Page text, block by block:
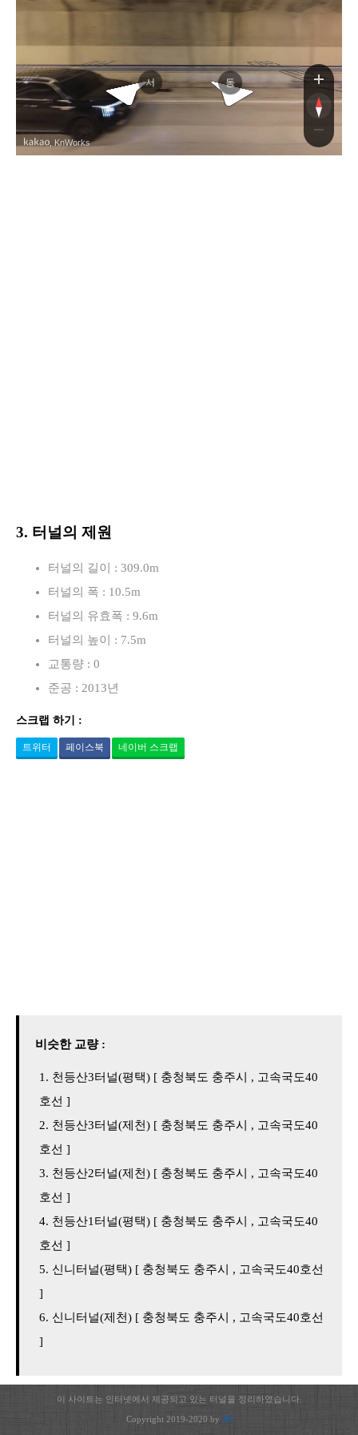
평택제천고속도로
평택제천고속도로
서 동
, KnWorks
3. 터널의 제원
터널의 길이 : 309.0m
터널의 폭 : 10.5m
터널의 유효폭 : 9.6m
터널의 높이 : 7.5m
교통량 : 0
준공 : 2013년
스크랩 하기 :
트위터 페이스북 네이버 스크랩
비슷한 교량 :
천등산3터널(평택) [ 충청북도 충주시 , 고속국도40
호선 ]
천등산3터널(제천) [ 충청북도 충주시 , 고속국도40
호선 ]
천등산2터널(제천) [ 충청북도 충주시 , 고속국도40
호선 ]
천등산1터널(평택) [ 충청북도 충주시 , 고속국도40
호선 ]
신니터널(평택) [ 충청북도 충주시 , 고속국도40호선
]
신니터널(제천) [ 충청북도 충주시 , 고속국도40호선
]
이 사이트는 인터넷에서 제공되고 있는 터널을 정리하였습니다.
Copyright 2019-2020 by JH